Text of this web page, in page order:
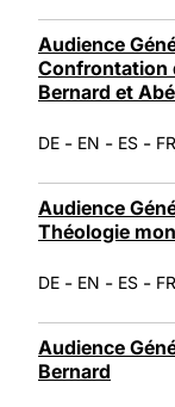
Audience
Confrontation
Bernard et
DE - EN - ES - FR
Audience
Théologie
DE - EN - ES - FR
Audience
Bernard